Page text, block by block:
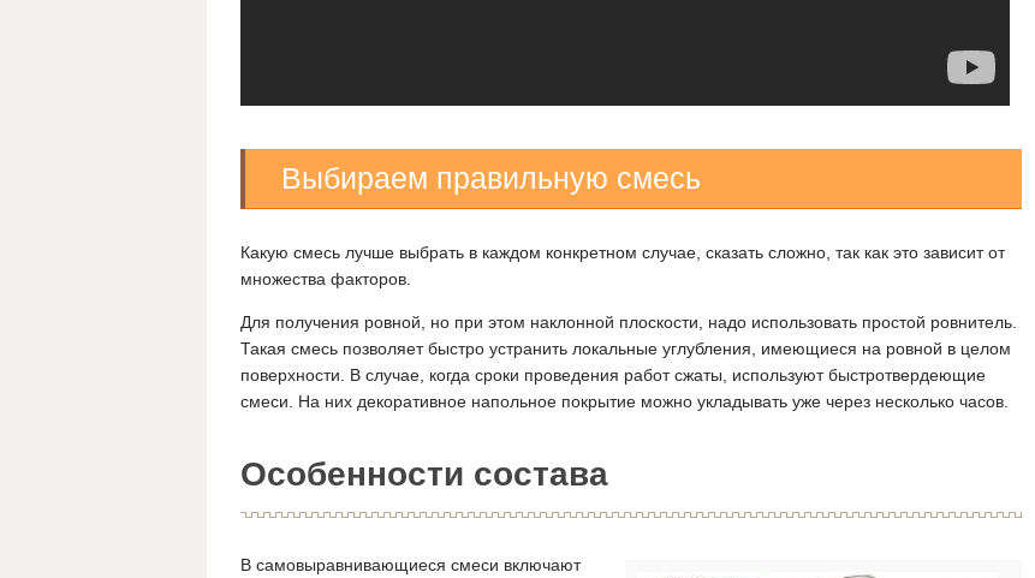
Выбираем правильную смесь
Какую смесь лучше выбрать в каждом конкретном случае, сказать сложно, так как это зависит от
множества факторов.
Для получения ровной, но при этом наклонной плоскости, надо использовать простой ровнитель.
Такая смесь позволяет быстро устранить локальные углубления, имеющиеся на ровной в целом
поверхности. В случае, когда сроки проведения работ сжаты, используют быстротвердеющие
смеси. На них декоративное напольное покрытие можно укладывать уже через несколько часов.
Особенности состава
В самовыравнивающиеся смеси включают